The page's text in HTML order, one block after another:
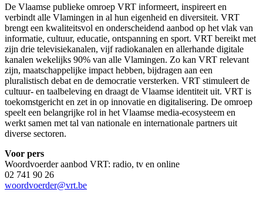
De Vlaamse publieke omroep VRT informeert, inspireert en
verbindt alle Vlamingen in al hun eigenheid en diversiteit. VRT
brengt een kwaliteitsvol en onderscheidend aanbod op het vlak van
informatie, cultuur, educatie, ontspanning en sport. VRT bereikt met
zijn drie televisiekanalen, vijf radiokanalen en allerhande digitale
kanalen wekelijks 90% van alle Vlamingen. Zo kan VRT relevant
zijn, maatschappelijke impact hebben, bijdragen aan een
pluralistisch debat en de democratie versterken. VRT stimuleert de
cultuur- en taalbeleving en draagt de Vlaamse identiteit uit. VRT is
toekomstgericht en zet in op innovatie en digitalisering. De omroep
speelt een belangrijke rol in het Vlaamse media-ecosysteem en
werkt samen met tal van nationale en internationale partners uit
diverse sectoren.
Voor pers
Woordvoerder aanbod VRT: radio, tv en online
02 741 90 26
woordvoerder@vrt.be